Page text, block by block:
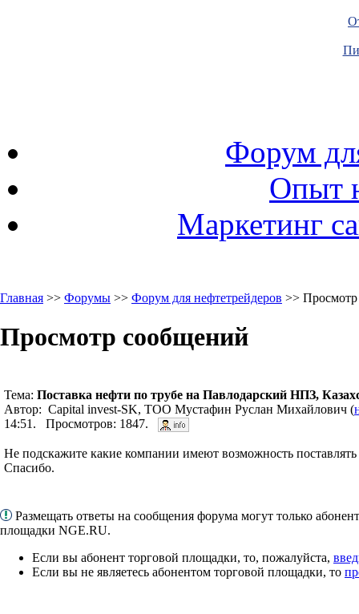
Форум
Опыт
Маркетинг
Главная >> Форумы >> Форум для нефтетрейдеров >>
Просмотр сообщений
Тема: Поставка нефти по трубе на Павлодарский НПЗ,
Автор: Capital invest-SK, ТОО Мустафин Руслан Михайлович (
14:51. Просмотров: 1847.
Не подскажите какие компании имеют возможность
Спасибо.
Размещать ответы на сообщения форума могут только
площадки NGE.RU.
Если вы абонент торговой площадки, то, пожалуйста,
Если вы не являетесь абонентом торговой площадки, то